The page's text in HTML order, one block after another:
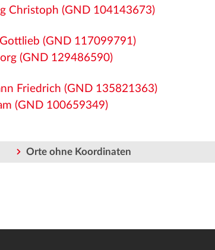
Christoph (GND 104143673)
(GND 117099791)
(GND 129486590)
Friedrich (GND 135821363)
(GND 100659349)
Orte ohne Koordinaten